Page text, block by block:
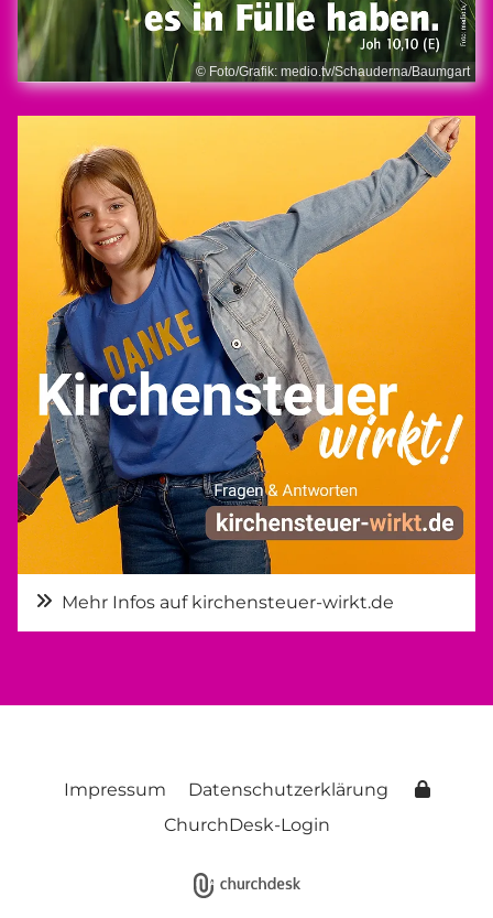
© Foto/Grafik: medio.tv/Schauderna/Baumgart
Mehr Infos auf kirchensteuer-wirkt.de
Impressum
Datenschutzerklärung
ChurchDesk-Login